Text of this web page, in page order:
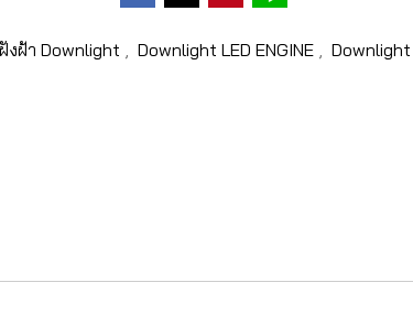
งฝ้า Downlight Downlight LED ENGINE